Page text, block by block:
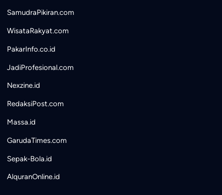
SamudraPikiran.com
WisataRakyat.com
PakarInfo.co.id
JadiProfesional.com
Nexzine.id
RedaksiPost.com
Massa.id
GarudaTimes.com
Sepak-Bola.id
AlquranOnline.id